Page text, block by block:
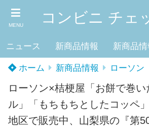
MENU コンビニ チェ
ニュース 新商品情報 新商品
ホーム 新商品情報 ローソン
ローソン×桔梗屋「お餅で巻
ル」「もちもちとしたコッペ
地区で販売中、山梨県の『第